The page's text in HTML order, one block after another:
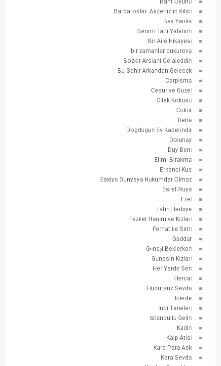
Baht Oyunu
Barbaroslar: Akdeniz'in Kilici
Bay Yanlis
Benim Tatli Yalanim
Bir Aile Hikayesi
bir zamanlar cukurova
Bozkir Arslani Celaleddin
Bu Sehir Arkandan Gelecek
Carpisma
Cesur ve Guzel
Cilek Kokusu
Cukur
Deha
Dogdugun Ev Kaderindir
Dolunay
Duy Beni
Elimi Birakma
Erkenci Kus
Eskiya Dunyaya Hukumdar Olmaz
Esref Ruya
Ezel
Fatih Harbiye
Fazilet Hanim ve Kizlari
Ferhat ile Sirin
Gaddar
Güneşi Beklerken
Gunesin Kizlari
Her Yerde Sen
Hercai
Hudutsuz Sevda
Icerde
Inci Taneleri
Istanbullu Gelin
Kadin
Kalp Atisi
Kara Para Ask
Kara Sevda